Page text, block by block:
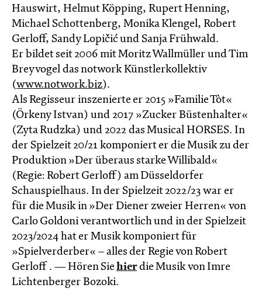
Hauswirt, Helmut Köpping, Rupert Henning,
Michael Schottenberg, Monika Klengel, Robert
Gerloff, Sandy Lopičić und Sanja Frühwald.
Er bildet seit 2006 mit Moritz Wallmüller und Tim
Breyvogel das notwork Künstlerkollektiv
(www.notwork.biz).
Als Regisseur inszenierte er 2015 »Familie Tòt«
(Örkeny Istvan) und 2017 »Zucker Büstenhalter«
(Zyta Rudzka) und 2022 das Musical HORSES. In
der Spielzeit 20/21 komponiert er die Musik zu der
Produktion »Der überaus starke Willibald«
(Regie: Robert Gerloff) am Düsseldorfer
Schauspielhaus. In der Spielzeit 2022/23 war er
für die Musik in »Der Diener zweier Herren« von
Carlo Goldoni verantwortlich und in der Spielzeit
2023/2024 hat er Musik komponiert für
»Spielverderber« – alles der Regie von Robert
Gerloff . — Hören Sie hier die Musik von Imre
Lichtenberger Bozoki.